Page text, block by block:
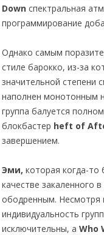
Down спектральная
программирование
Однако самым
стиле барокко, из-за
значительной степени
наполнен монотонным
группа балуется
блокбастер heft of
завершением.
Эми, которая когда-то
качестве закаленного
ободренным. Несмотря
индивидуальность
исключительны, а Who